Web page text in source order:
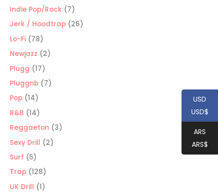
productos
Indie Pop/Rock 77
productos
Jerk / Hoodtrap 2626
Lo-Fi 7878
productos
Newjazz 22
Plugg 1717
productos
Pluggnb 77
Pop 1414
productos
R&B 1414
productos
Reggaeton 33
Sexy Drill 22
Surf 55
productos
Trap 128128
productos
UK Drill 11
USD
USD$
ARS
ARS$